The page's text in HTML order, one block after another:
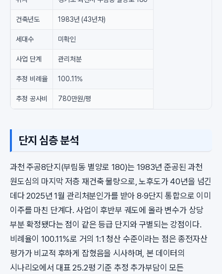
건축년도 1983년 (43년차)
세대수 미확인
사업 단계 관리처분
추정 비례율 100.11%
추정 공사비 780만원/평
단지 심층 분석
과천 주공8단지(부림동 별양로 180)는 1983년 준공된 과천
원도심의 마지막 저층 재건축 물량으로, 노후도가 40년을 넘긴
데다 2025년 1월 관리처분인가를 받아 8·9단지 통합으로 이미
이주를 마친 단계다. 사업이 후반부 궤도에 올라 변수가 상당
부분 확정됐다는 점이 같은 등급 단지와 구별되는 강점이다.
비례율이 100.11%로 거의 1:1 청산 수준이라는 점은 종전자산
평가가 비교적 후하게 잡혔음을 시사하며, 본 데이터의
시나리오에서 대표 25.2평 기준 추정 추가부담이 모든